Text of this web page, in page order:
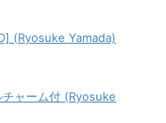
(Ryosuke Yamada)
ャーム付 (Ryosuke